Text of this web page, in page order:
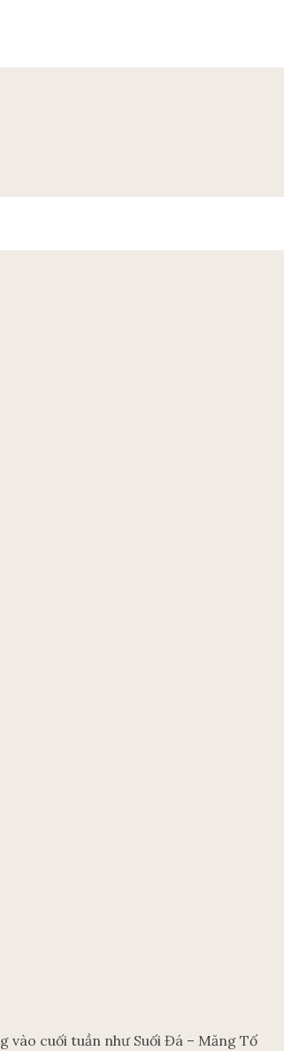
vào cuối tuần như Suối Đá – Măng Tố